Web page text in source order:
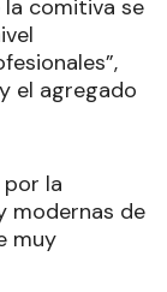
comitiva se
el agregado
la
modernas de
muy